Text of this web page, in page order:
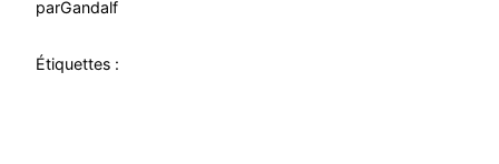
parGandalf
Étiquettes :